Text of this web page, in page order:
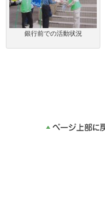
銀行前での活動状況